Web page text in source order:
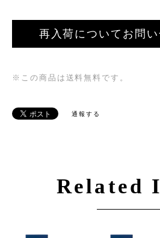
再入荷についてお問
※この商品は 送料無料 です。
通報する
Related